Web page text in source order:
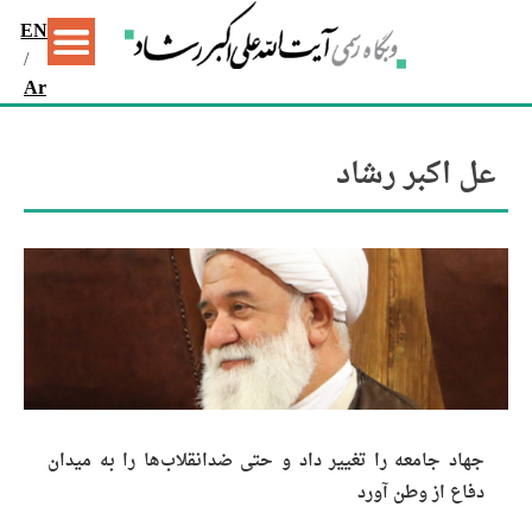
EN
/
Ar
عل اکبر رشاد
جهاد جامعه را تغییر داد و حتی ضدانقلاب‌ها را به میدان
دفاع از وطن آورد